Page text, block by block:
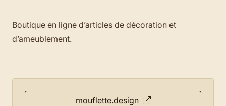
Boutique en ligne d’articles de décoration et
d’ameublement.
mouflette.design